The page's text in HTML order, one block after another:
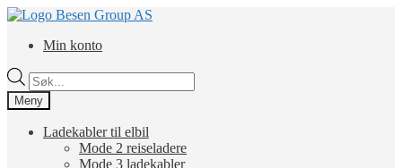
Hopp
navigasjon
Hopp
innholdMin konto
Products
search
Meny
Ladekabler til elbil
Mode 2 reiseladere
Mode 3 ladekabler